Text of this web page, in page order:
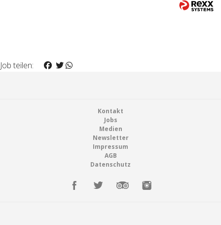
Job teilen:
Kontakt
Jobs
Medien
Newsletter
Impressum
AGB
Datenschutz